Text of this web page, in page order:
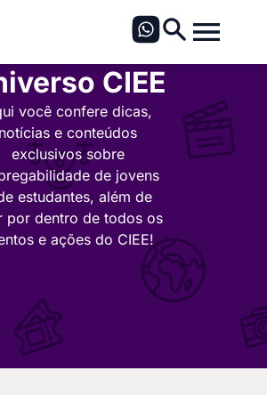
CIEE
você confere dicas,
notícias e conteúdos
exclusivos sobre
de jovens
estudantes, além de
por dentro de todos os
e ações do CIEE!